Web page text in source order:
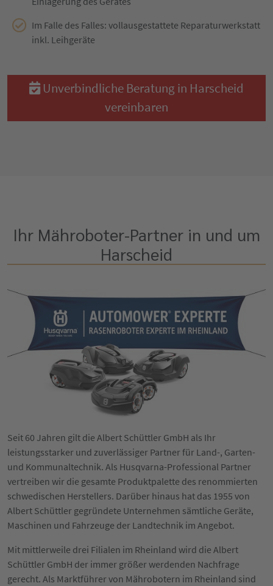
Im Falle des Falles: vollausgestattete Reparaturwerkstatt
inkl. Leihgeräte
Unverbindliche Beratung in Harscheid
vereinbaren
Ihr Mähroboter-Partner in und um
Harscheid
Seit 60 Jahren gilt die Albert Schüttler GmbH als Ihr
leistungsstarker und zuverlässiger Partner für Land-, Garten-
und Kommunaltechnik. Als Husqvarna-Professional Partner
vertreiben wir die gesamte Produktpalette des renommierten
schwedischen Herstellers. Darüber hinaus hat das 1955 von
Albert Schüttler gegründete Unternehmen sämtliche Geräte,
Maschinen und Fahrzeuge der Landtechnik im Angebot.
Mit mittlerweile drei Filialen im Rheinland wird die Albert
Schüttler GmbH der immer größer werdenden Nachfrage
gerecht. Als Marktführer von Mährobotern im Rheinland sind